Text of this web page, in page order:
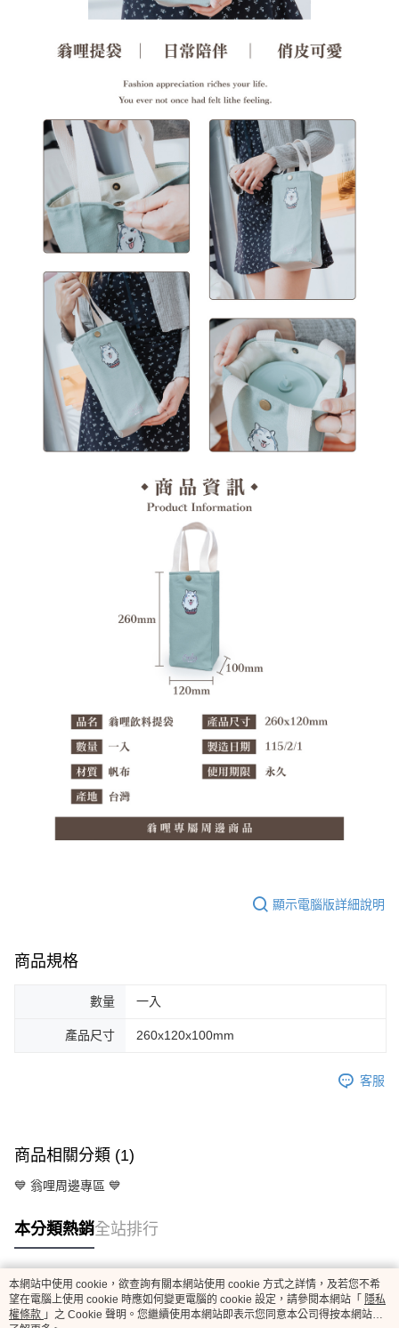
顯示電腦版詳細說明
商品規格
數量 一入
產品尺寸 260x120x100mm
客服
商品相關分類 (1)
💙 翁哩周邊專區 💙
本分類熱銷全站排行
熱門標籤
本網站中使用 cookie，欲查詢有關本網站使用 cookie 方式之詳情，及若您不希
望在電腦上使用 cookie 時應如何變更電腦的 cookie 設定，請參閱本網站「 隱私
權條款 」之 Cookie 聲明。您繼續使用本網站即表示您同意本公司得按本網站使